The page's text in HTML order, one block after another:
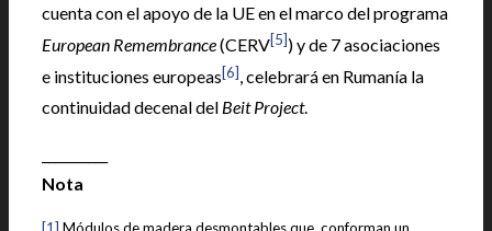
cuenta con el apoyo de la UE en el marco del programa
European Remembrance(CERV[5]) y de 7 asociaciones
e instituciones europeas[6], celebrará en Rumanía la
continuidad decenal del Beit Project.
Nota
[1] Módulos de madera desmontables que conforman un